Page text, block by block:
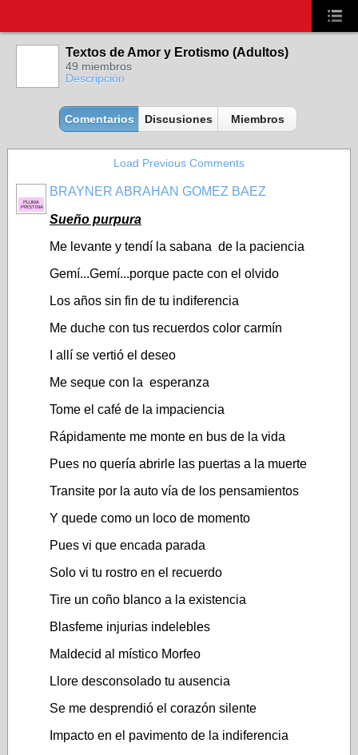
Textos de Amor y Erotismo (Adultos)
49 miembros
Descripción
Comentarios Discusiones Miembros
Load Previous Comments
PLUMA
PRÍSTINA
BRAYNER ABRAHAN GOMEZ BAEZ
Sueño purpura
Me levante y tendí la sabana de la paciencia
Gemí...Gemí...porque pacte con el olvido
Los años sin fin de tu indiferencia
Me duche con tus recuerdos color carmín
I allí se vertió el deseo
Me seque con la esperanza
Tome el café de la impaciencia
Rápidamente me monte en bus de la vida
Pues no quería abrirle las puertas a la muerte
Transite por la auto vía de los pensamientos
Y quede como un loco de momento
Pues vi que encada parada
Solo vi tu rostro en el recuerdo
Tire un coño blanco a la existencia
Blasfeme injurias indelebles
Maldecid al místico Morfeo
Llore desconsolado tu ausencia
Se me desprendió el corazón silente
Impacto en el pavimento de la indiferencia